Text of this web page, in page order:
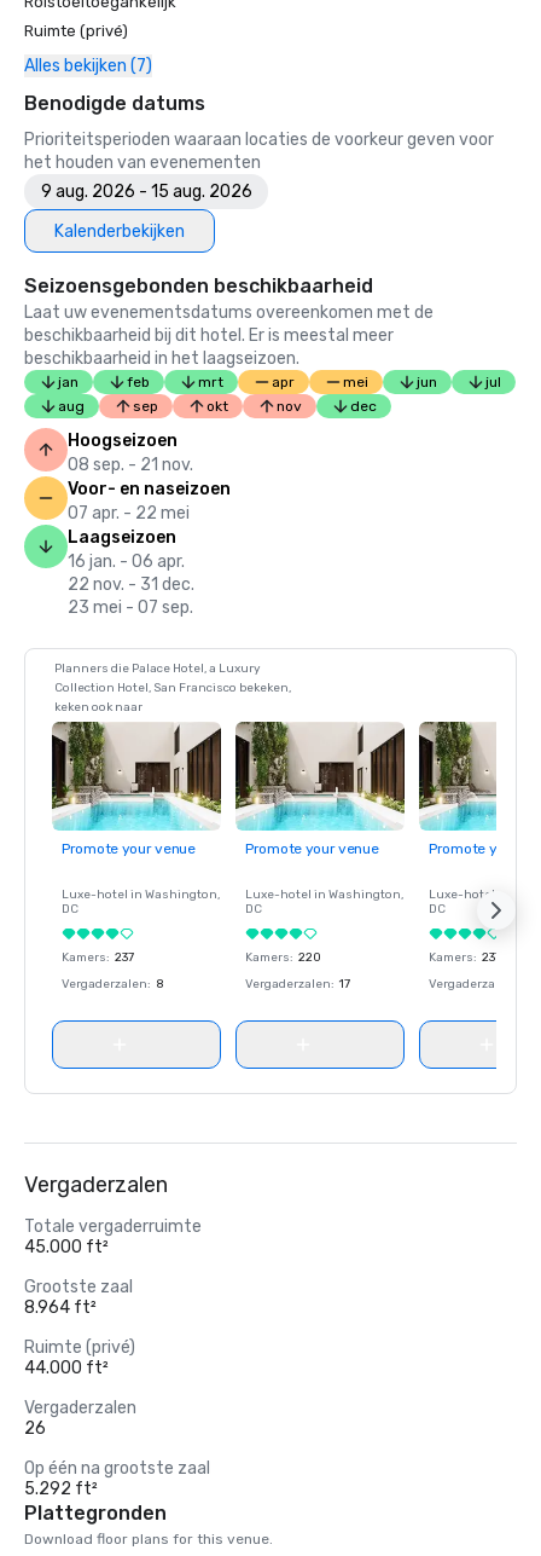
2023
• Tijdschrift voor reizen en vrije tijd - Beste hotel in SF
Ruimte (privé)
Alles bekijken (7)
Benodigde datums
Prioriteitsperioden waaraan locaties de voorkeur geven voor
het houden van evenementen
9 aug. 2026 - 15 aug. 2026
Kalenderbekijken
Seizoensgebonden beschikbaarheid
Laat uw evenementsdatums overeenkomen met de
beschikbaarheid bij dit hotel. Er is meestal meer
beschikbaarheid in het laagseizoen.
jan feb mrt apr mei jun
jul
aug
sep okt nov dec
Hoogseizoen
08 sep. - 21 nov.
Voor- en naseizoen
07 apr. - 22 mei
Laagseizoen
16 jan. - 06 apr.
22 nov. - 31 dec.
23 mei - 07 sep.
Planners die Palace Hotel, a Luxury
Collection Hotel, San Francisco bekeken,
keken ook naar
Promote your venue
Luxe-hotel in Washington,
DC
Kamers: 237
Vergaderzalen: 8
Promote your venue
Luxe-hotel in Washington,
DC
Kamers: 220
Vergaderzalen: 17
Promote your
Luxe-hotel in
DC
Kamers: 237
Vergaderzalen
Vergaderzalen
Totale vergaderruimte
45.000 ft²
Grootste zaal
8.964 ft²
Ruimte (privé)
44.000 ft²
Vergaderzalen
26
Op één na grootste zaal
5.292 ft²
Plattegronden
Download floor plans for this venue.